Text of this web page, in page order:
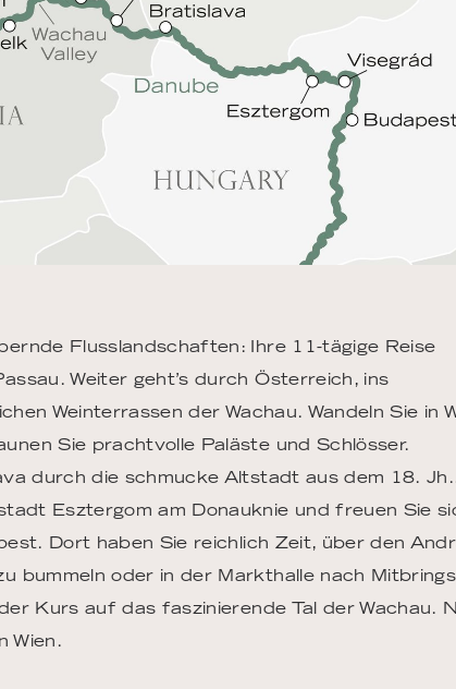
Flusslandschaften: Ihre 11-tägige Reise
Weiter geht’s durch Österreich, ins
Weinterrassen der Wachau. Wandeln Sie in
Sie prachtvolle Paläste und Schlösser.
durch die schmucke Altstadt aus dem 18.
Esztergom am Donauknie und freuen Sie
Dort haben Sie reichlich Zeit, über den
bummeln oder in der Markthalle nach
Kurs auf das faszinierende Tal der Wachau.
Wien.